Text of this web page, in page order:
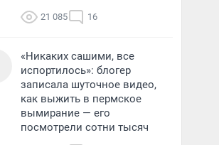
21 085 16
«Никаких сашими, все
испортилось»: блогер
записала шуточное видео,
как выжить в пермское
вымирание — его
посмотрели сотни тысяч